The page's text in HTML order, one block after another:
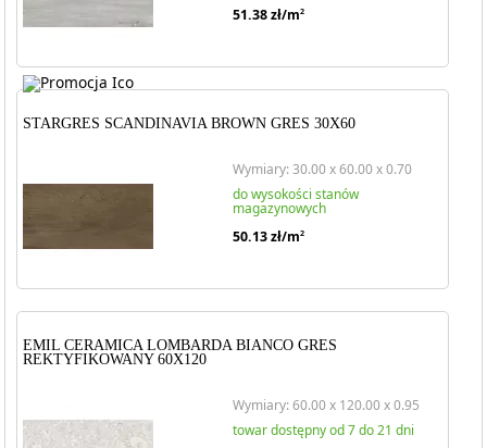
51.38zł/m2
STARGRES SCANDINAVIA BROWN GRES 30X60
Wymiary: 30.00 x 60.00 x 0.70
do wysokości stanów
magazynowych
50.13zł/m2
EMIL CERAMICA LOMBARDA BIANCO GRES
REKTYFIKOWANY 60X120
Wymiary: 60.00 x 120.00 x 0.95
towar dostępny od 7 do 21 dni